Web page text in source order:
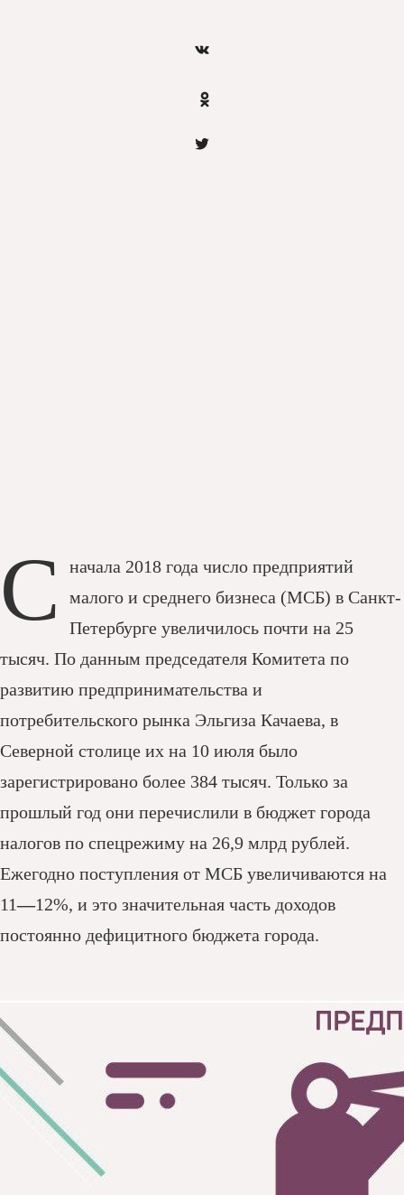
С
начала 2018 года число предприятий
малого и среднего бизнеса (МСБ) в Санкт-
Петербурге увеличилось почти на 25
тысяч. По данным председателя Комитета по
развитию предпринимательства и
потребительского рынка Эльгиза Качаева, в
Северной столице их на 10 июля было
зарегистрировано более 384 тысяч. Только за
прошлый год они перечислили в бюджет города
налогов по спецрежиму на 26,9 млрд рублей.
Ежегодно поступления от МСБ увеличиваются на
11—12%, и это значительная часть доходов
постоянно дефицитного бюджета города.